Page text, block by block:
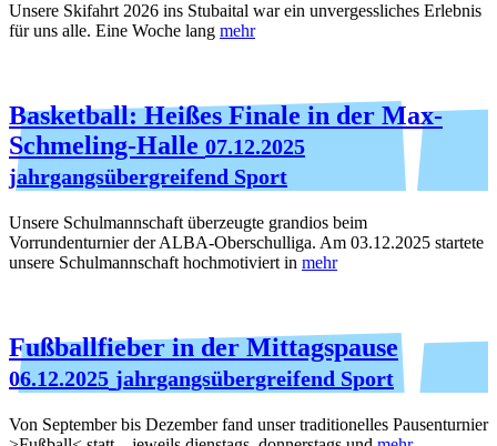
Unsere Skifahrt 2026 ins Stubaital war ein unvergessliches Erlebnis
für uns alle. Eine Woche lang mehr
Basketball: Heißes Finale in der Max-
Schmeling-Halle 07.12.2025
jahrgangsübergreifend Sport
Unsere Schulmannschaft überzeugte grandios beim
Vorrundenturnier der ALBA-Oberschulliga. Am 03.12.2025 startete
unsere Schulmannschaft hochmotiviert in mehr
Fußballfieber in der Mittagspause
06.12.2025 jahrgangsübergreifend Sport
Von September bis Dezember fand unser traditionelles Pausenturnier